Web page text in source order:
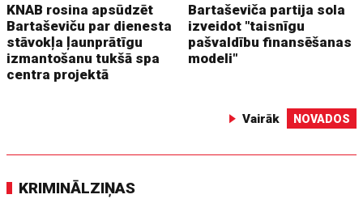
KNAB rosina apsūdzēt
Bartaševiču par dienesta
stāvokļa ļaunprātīgu
izmantošanu tukšā spa
centra projektā
Bartaševiča partija sola
izveidot "taisnīgu
pašvaldību finansēšanas
modeli"
Vairāk NOVADOS
KRIMINĀLZIŅAS